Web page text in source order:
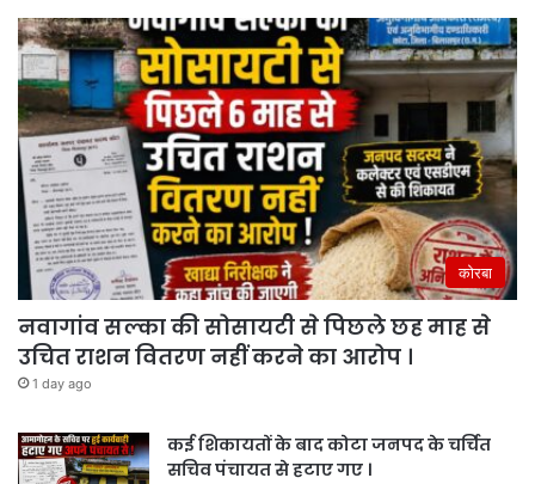
कोरबा
नवागांव सल्का की सोसायटी से पिछले छह माह से
उचित राशन वितरण नहीं करने का आरोप ।
1 day ago
कई शिकायतों के बाद कोटा जनपद के चर्चित
सचिव पंचायत से हटाए गए ।